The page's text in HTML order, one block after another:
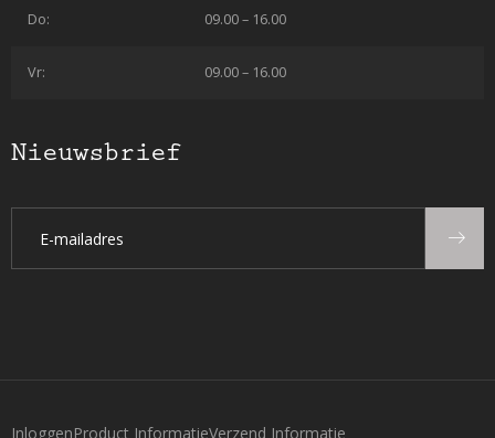
Do: 09.00 – 16.00
Vr: 09.00 – 16.00
Nieuwsbrief
InloggenProduct InformatieVerzend Informatie